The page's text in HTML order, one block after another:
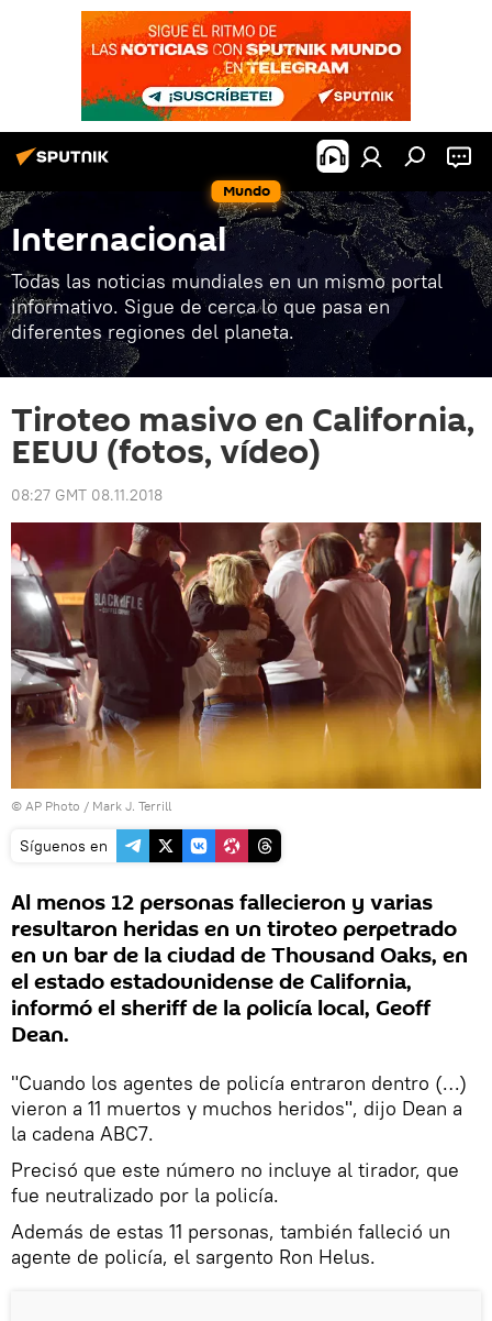
Mundo
Internacional
Todas las noticias mundiales en un mismo portal
informativo. Sigue de cerca lo que pasa en
diferentes regiones del planeta.
Tiroteo masivo en California,
EEUU (fotos, vídeo)
08:27 GMT 08.11.2018
© AP Photo / Mark J. Terrill
Síguenos en
Al menos 12 personas fallecieron y varias
resultaron heridas en un tiroteo perpetrado
en un bar de la ciudad de Thousand Oaks, en
el estado estadounidense de California,
informó el sheriff de la policía local, Geoff
Dean.
"Cuando los agentes de policía entraron dentro (…)
vieron a 11 muertos y muchos heridos", dijo Dean a
la cadena ABC7.
Precisó que este número no incluye al tirador, que
fue neutralizado por la policía.
Además de estas 11 personas, también falleció un
agente de policía, el sargento Ron Helus.